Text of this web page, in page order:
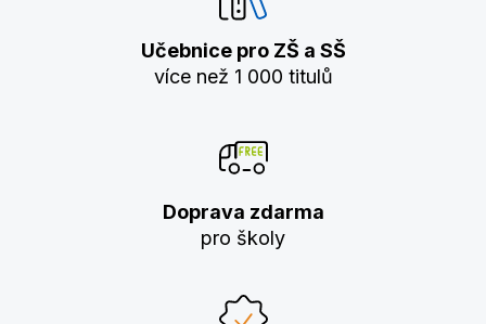
Učebnice pro ZŠ a SŠ
více než 1 000 titulů
Doprava zdarma
pro školy